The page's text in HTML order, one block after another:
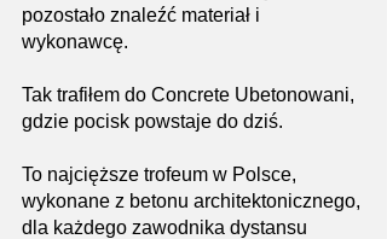
pozostało znaleźć materiał i
wykonawcę.
Tak trafiłem do Concrete Ubetonowani,
gdzie pocisk powstaje do dziś.
To najcięższe trofeum w Polsce,
wykonane z betonu architektonicznego,
dla każdego zawodnika dystansu